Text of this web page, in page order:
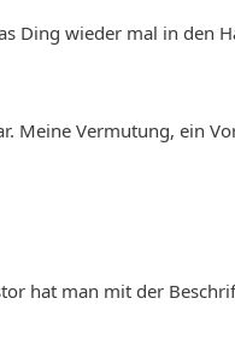
Ding wieder mal in den
Meine Vermutung, ein
hat man mit der